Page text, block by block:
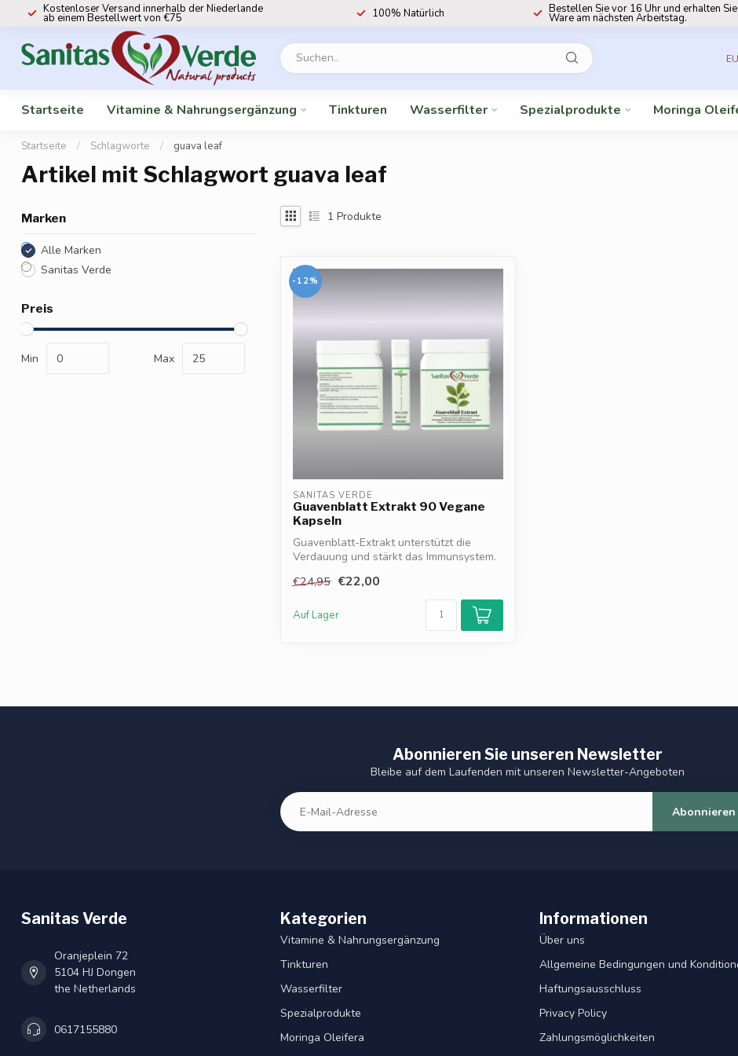
Kostenloser Versand innerhalb der Niederlande
ab einem Bestellwert von €75 100% Natürlich Bestellen Sie vor 16 Uhr und erhalten
Ware am nächsten Arbeitstag.
Startseite Vitamine & Nahrungsergänzung Tinkturen Wasserfilter Spezialprodukte Moringa
Startseite / Schlagworte / guava leaf
Artikel mit Schlagwort guava leaf
Marken
Alle Marken
Sanitas Verde
Preis
Min Max
1 Produkte
-12%
SANITAS VERDE
Guavenblatt Extrakt 90 Vegane
Kapseln
Guavenblatt-Extrakt unterstützt die
Verdauung und stärkt das Immunsystem.
€24,95 €22,00
Auf Lager
Abonnieren Sie unseren Newsletter
Bleibe auf dem Laufenden mit unseren Newsletter-Angeboten
Abonnieren
Sanitas Verde
Oranjeplein 72
5104 HJ Dongen
the Netherlands
0617155880
Kategorien
Vitamine & Nahrungsergänzung
Tinkturen
Wasserfilter
Spezialprodukte
Moringa Oleifera
Informationen
Über uns
Allgemeine Bedingungen und
Haftungsausschluss
Privacy Policy
Zahlungsmöglichkeiten